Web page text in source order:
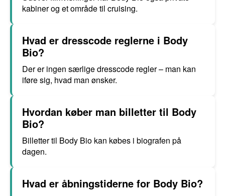
kabiner og et område til cruising.
Hvad er dresscode reglerne i Body
Bio?
Der er ingen særlige dresscode regler – man kan
iføre sig, hvad man ønsker.
Hvordan køber man billetter til Body
Bio?
Billetter til Body Bio kan købes i biografen på
dagen.
Hvad er åbningstiderne for Body Bio?